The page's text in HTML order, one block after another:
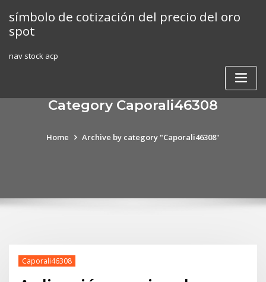
content
símbolo de cotización del precio del oro
spot
nav stock acp
Category Caporali46308
Home Archive by category "Caporali46308"
Caporali46308